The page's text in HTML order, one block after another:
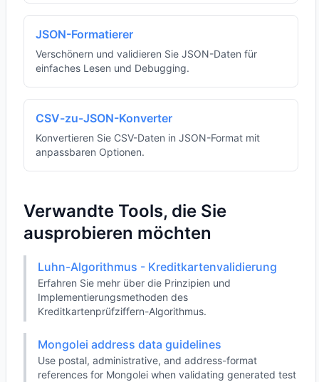
JSON-Formatierer
Verschönern und validieren Sie JSON-Daten für
einfaches Lesen und Debugging.
CSV-zu-JSON-Konverter
Konvertieren Sie CSV-Daten in JSON-Format mit
anpassbaren Optionen.
Verwandte Tools, die Sie
ausprobieren möchten
Luhn-Algorithmus - Kreditkartenvalidierung
Erfahren Sie mehr über die Prinzipien und
Implementierungsmethoden des
Kreditkartenprüfziffern-Algorithmus.
Mongolei address data guidelines
Use postal, administrative, and address-format
references for Mongolei when validating generated test